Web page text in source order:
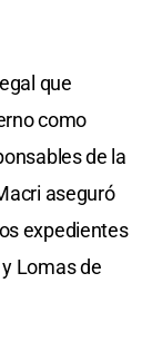
que
como
de la
aseguró
expedientes
Lomas de